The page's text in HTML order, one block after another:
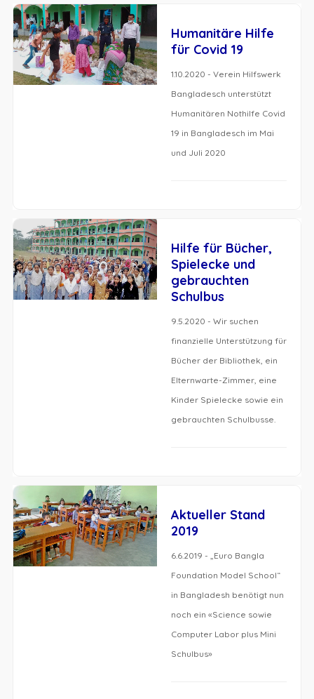
Humanitäre Hilfe
für Covid 19
1.10.2020 - Verein Hilfswerk
Bangladesch unterstützt
Humanitären Nothilfe Covid
19 in Bangladesch im Mai
und Juli 2020
Hilfe für Bücher,
Spielecke und
gebrauchten
Schulbus
9.5.2020 - Wir suchen
finanzielle Unterstützung für
Bücher der Bibliothek, ein
Elternwarte-Zimmer, eine
Kinder Spielecke sowie ein
gebrauchten Schulbusse.
Aktueller Stand
2019
6.6.2019 - „Euro Bangla
Foundation Model School“
in Bangladesh benötigt nun
noch ein «Science sowie
Computer Labor plus Mini
Schulbus»